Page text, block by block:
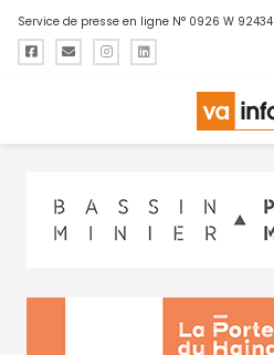
Service de presse en ligne N° 0926 W 92434